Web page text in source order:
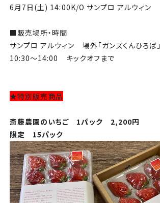
6月7日(土) 14:00K/O サンプロ アルウィン
■販売場所・時間
サンプロ アルウィン 場外「ガンズくんひろば」
10:30～14:00 キックオフまで
★特別販売商品
斎藤農園のいちご 1パック 2,200円
限定 15パック